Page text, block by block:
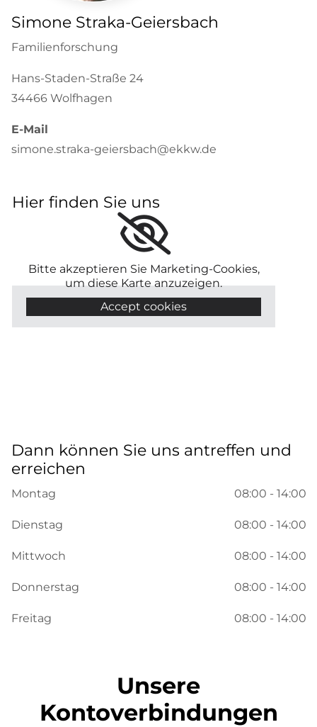
Simone Straka-Geiersbach
Familienforschung
Hans-Staden-Straße 24
34466 Wolfhagen
E-Mail
simone.straka-geiersbach@ekkw.de
Hier finden Sie uns
Bitte akzeptieren Sie Marketing-Cookies,
um diese Karte anzuzeigen.
Accept cookies
Dann können Sie uns antreffen und
erreichen
Montag 08:00 - 14:00
Dienstag 08:00 - 14:00
Mittwoch 08:00 - 14:00
Donnerstag 08:00 - 14:00
Freitag 08:00 - 14:00
Unsere
Kontoverbindungen